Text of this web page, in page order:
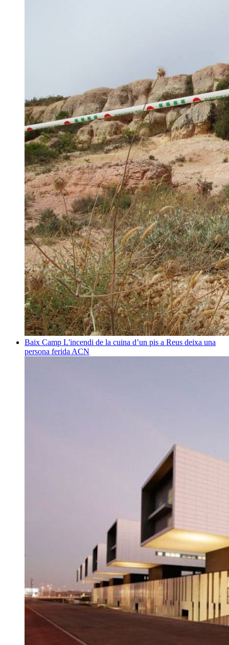
Baix Camp L'incendi de la cuina d’un pis a Reus deixa una
persona ferida ACN